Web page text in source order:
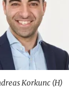
Korkunc (H)